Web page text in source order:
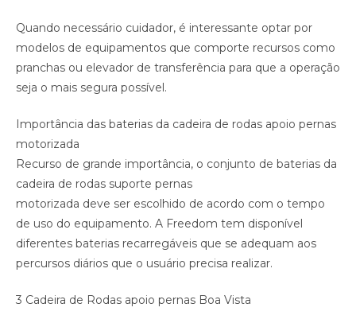
Quando necessário cuidador, é interessante optar por
modelos de equipamentos que comporte recursos como
pranchas ou elevador de transferência para que a operação
seja o mais segura possível.
Importância das baterias da cadeira de rodas apoio pernas
motorizada
Recurso de grande importância, o conjunto de baterias da
cadeira de rodas suporte pernas
motorizada deve ser escolhido de acordo com o tempo
de uso do equipamento. A Freedom tem disponível
diferentes baterias recarregáveis que se adequam aos
percursos diários que o usuário precisa realizar.
3 Cadeira de Rodas apoio pernas Boa Vista